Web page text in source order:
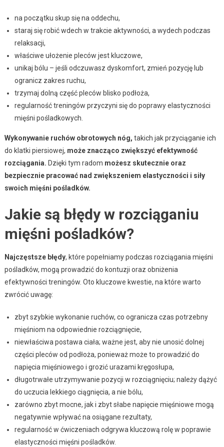
na początku skup się na oddechu,
staraj się robić wdech w trakcie aktywności, a wydech podczas
relaksacji,
właściwe ułożenie pleców jest kluczowe,
unikaj bólu – jeśli odczuwasz dyskomfort, zmień pozycję lub
ogranicz zakres ruchu,
trzymaj dolną część pleców blisko podłoża,
regularność treningów przyczyni się do poprawy elastyczności
mięśni pośladkowych.
Wykonywanie ruchów obrotowych nóg, takich jak przyciąganie ich
do klatki piersiowej, może znacząco zwiększyć efektywność
rozciągania. Dzięki tym radom możesz skutecznie oraz
bezpiecznie pracować nad zwiększeniem elastyczności i siły
swoich mięśni pośladków.
Jakie są błędy w rozciąganiu
mięśni pośladków?
Najczęstsze błędy, które popełniamy podczas rozciągania mięśni
pośladków, mogą prowadzić do kontuzji oraz obniżenia
efektywności treningów. Oto kluczowe kwestie, na które warto
zwrócić uwagę:
zbyt szybkie wykonanie ruchów, co ogranicza czas potrzebny
mięśniom na odpowiednie rozciągnięcie,
niewłaściwa postawa ciała; ważne jest, aby nie unosić dolnej
części pleców od podłoża, ponieważ może to prowadzić do
napięcia mięśniowego i grozić urazami kręgosłupa,
długotrwałe utrzymywanie pozycji w rozciągnięciu; należy dążyć
do uczucia lekkiego ciągnięcia, a nie bólu,
zarówno zbyt mocne, jak i zbyt słabe napięcie mięśniowe mogą
negatywnie wpływać na osiągane rezultaty,
regularność w ćwiczeniach odgrywa kluczową rolę w poprawie
elastyczności mięśni pośladków.